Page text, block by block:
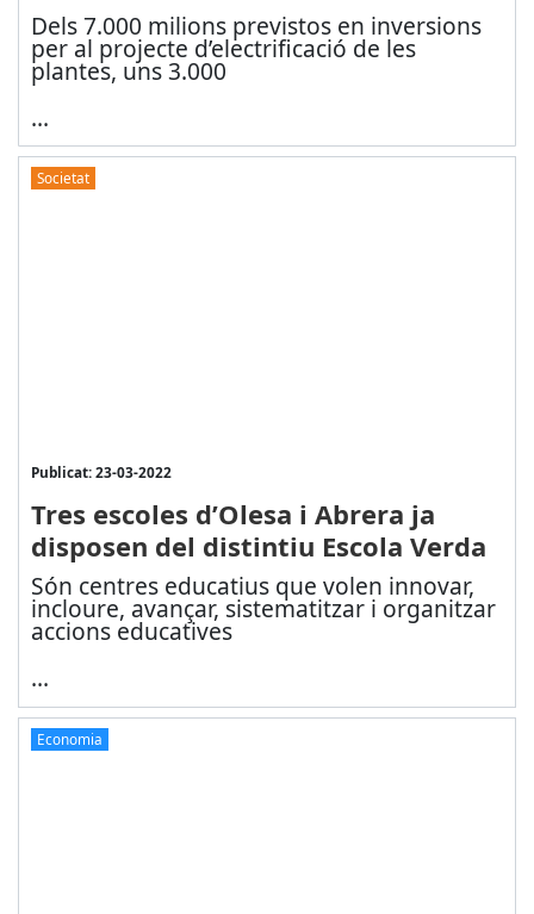
Dels 7.000 milions previstos en inversions
per al projecte d’electrificació de les
plantes, uns 3.000
...
Societat
Publicat: 23-03-2022
Tres escoles d’Olesa i Abrera ja
disposen del distintiu Escola Verda
Són centres educatius que volen innovar,
incloure, avançar, sistematitzar i organitzar
accions educatives
...
Economia